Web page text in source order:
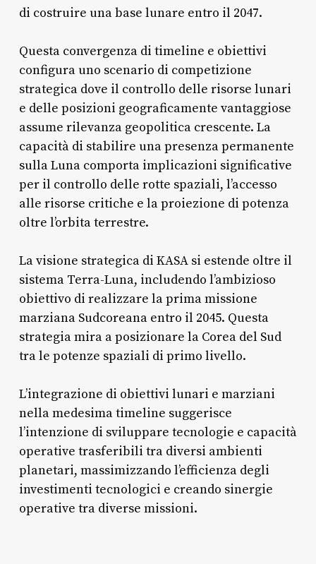
di costruire una base lunare entro il 2047.
Questa convergenza di timeline e obiettivi
configura uno scenario di competizione
strategica dove il controllo delle risorse lunari
e delle posizioni geograficamente vantaggiose
assume rilevanza geopolitica crescente. La
capacità di stabilire una presenza permanente
sulla Luna comporta implicazioni significative
per il controllo delle rotte spaziali, l’accesso
alle risorse critiche e la proiezione di potenza
oltre l’orbita terrestre.
La visione strategica di KASA si estende oltre il
sistema Terra-Luna, includendo l’ambizioso
obiettivo di realizzare la prima missione
marziana Sudcoreana entro il 2045. Questa
strategia mira a posizionare la Corea del Sud
tra le potenze spaziali di primo livello.
L’integrazione di obiettivi lunari e marziani
nella medesima timeline suggerisce
l’intenzione di sviluppare tecnologie e capacità
operative trasferibili tra diversi ambienti
planetari, massimizzando l’efficienza degli
investimenti tecnologici e creando sinergie
operative tra diverse missioni.